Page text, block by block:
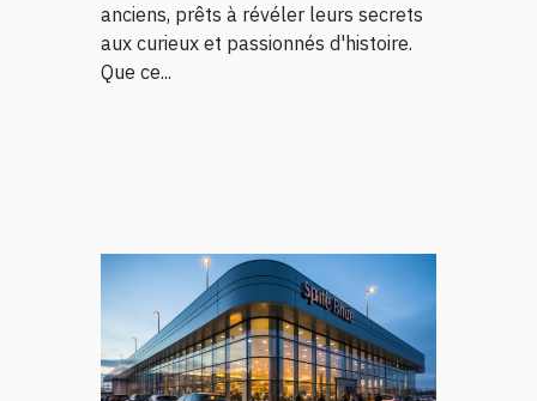
anciens, prêts à révéler leurs secrets
aux curieux et passionnés d'histoire.
Que ce...